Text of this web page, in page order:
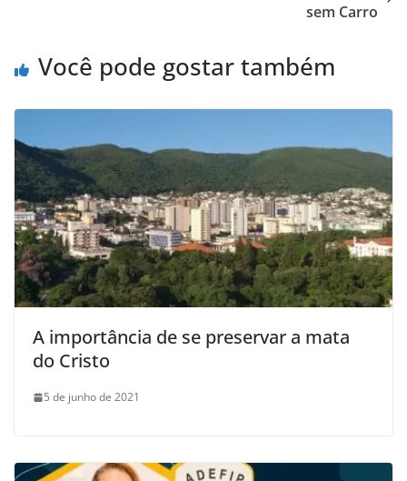
sem Carro
Você pode gostar também
A importância de se preservar a mata
do Cristo
5 de junho de 2021